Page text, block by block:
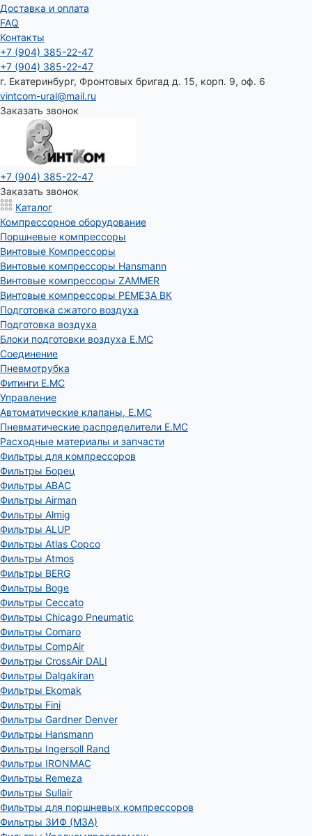
Доставка и оплата
FAQ
Контакты
+7 (904) 385-22-47
+7 (904) 385-22-47
г. Екатеринбург, Фронтовых бригад д. 15, корп. 9, оф. 6
vintcom-ural@mail.ru
Заказать звонок
+7 (904) 385-22-47
Заказать звонок
Каталог
Компрессорное оборудование
Поршневые компрессоры
Винтовые Компрессоры
Винтовые компрессоры Hansmann
Винтовые компрессоры ZAMMER
Винтовые компрессоры РЕМЕЗА ВК
Подготовка сжатого воздуха
Подготовка воздуха
Блоки подготовки воздуха E.MC
Соединение
Пневмотрубка
Фитинги E.MC
Управление
Автоматические клапаны, Е.МС
Пневматические распределители E.MC
Расходные материалы и запчасти
Фильтры для компрессоров
Фильтры Борец
Фильтры ABAC
Фильтры Airman
Фильтры Almig
Фильтры ALUP
Фильтры Atlas Copco
Фильтры Atmos
Фильтры BERG
Фильтры Boge
Фильтры Ceccato
Фильтры Chicago Pneumatic
Фильтры Comaro
Фильтры CompAir
Фильтры CrossAir DALI
Фильтры Dalgakiran
Фильтры Ekomak
Фильтры Fini
Фильтры Gardner Denver
Фильтры Hansmann
Фильтры Ingersoll Rand
Фильтры IRONMAC
Фильтры Remeza
Фильтры Sullair
Фильтры для поршневых компрессоров
Фильтры ЗИФ (МЗА)